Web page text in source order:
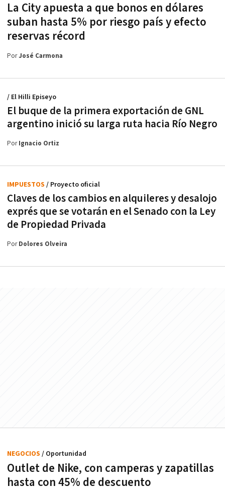
La City apuesta a que bonos en dólares
suban hasta 5% por riesgo país y efecto
reservas récord
PorJosé Carmona
El buque de la primera exportación de GNL
argentino inició su larga ruta hacia Río Negro
/ El Hilli Episeyo
PorIgnacio Ortiz
Claves de los cambios en alquileres y desalojo
exprés que se votarán en el Senado con la Ley
de Propiedad Privada
IMPUESTOS / Proyecto oficial
PorDolores Olveira
Outlet de Nike, con camperas y zapatillas
hasta con 45% de descuento
NEGOCIOS / Oportunidad